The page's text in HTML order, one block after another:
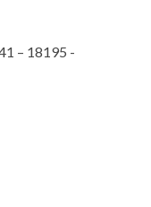
– 18195 -